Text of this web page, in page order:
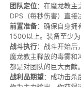
团队定位：在魔龙教主
DPS（每秒伤害）直接
前置准备：确保自身拥
1500以上。装备至少为
战斗执行：战斗开始后
魔龙教主释放的毒雾和
都是对团队的巨大贡献。
战利品期望：成功击杀